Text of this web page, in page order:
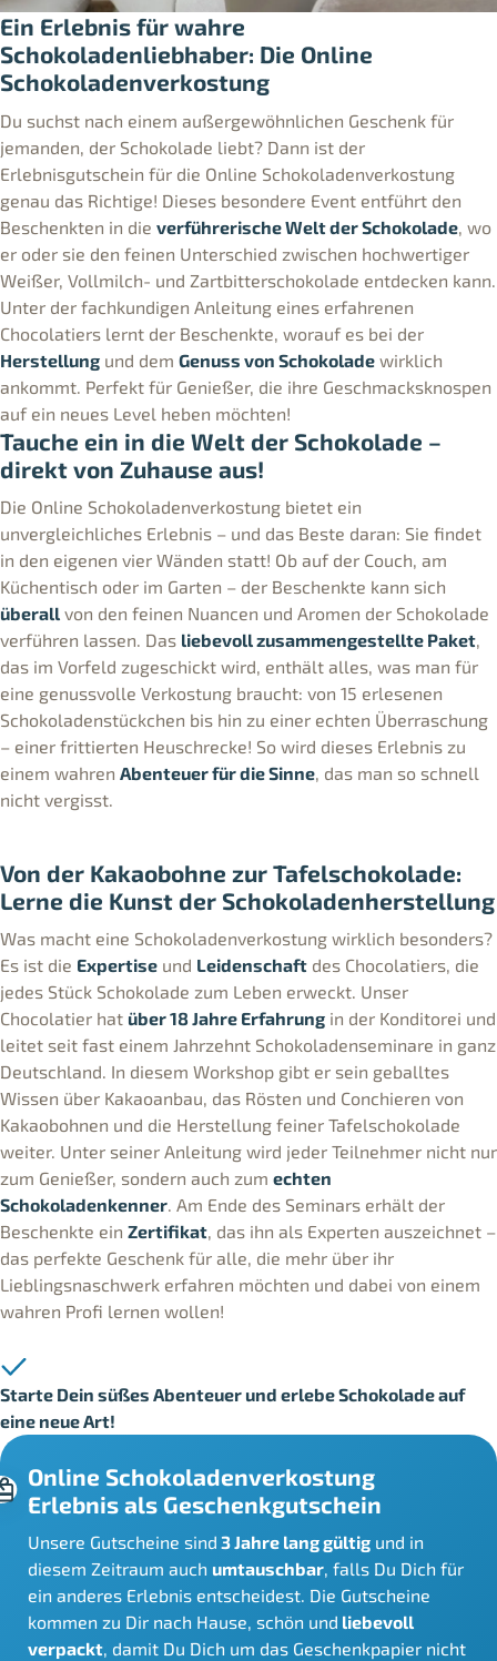
Ein Erlebnis für wahre
Schokoladenliebhaber: Die Online
Schokoladenverkostung
Du suchst nach einem außergewöhnlichen Geschenk für
jemanden, der Schokolade liebt? Dann ist der
Erlebnisgutschein für die Online Schokoladenverkostung
genau das Richtige! Dieses besondere Event entführt den
Beschenkten in die verführerische Welt der Schokolade , wo
er oder sie den feinen Unterschied zwischen hochwertiger
Weißer, Vollmilch- und Zartbitterschokolade entdecken kann.
Unter der fachkundigen Anleitung eines erfahrenen
Chocolatiers lernt der Beschenkte, worauf es bei der
Herstellung und dem Genuss von Schokolade wirklich
ankommt. Perfekt für Genießer, die ihre Geschmacksknospen
auf ein neues Level heben möchten!
Tauche ein in die Welt der Schokolade –
direkt von Zuhause aus!
Die Online Schokoladenverkostung bietet ein
unvergleichliches Erlebnis – und das Beste daran: Sie findet
in den eigenen vier Wänden statt! Ob auf der Couch, am
Küchentisch oder im Garten – der Beschenkte kann sich
überall von den feinen Nuancen und Aromen der Schokolade
verführen lassen. Das liebevoll zusammengestellte Paket,
das im Vorfeld zugeschickt wird, enthält alles, was man für
eine genussvolle Verkostung braucht: von 15 erlesenen
Schokoladenstückchen bis hin zu einer echten Überraschung
– einer frittierten Heuschrecke! So wird dieses Erlebnis zu
einem wahren Abenteuer für die Sinne, das man so schnell
nicht vergisst.
Von der Kakaobohne zur Tafelschokolade:
Lerne die Kunst der Schokoladenherstellung
Was macht eine Schokoladenverkostung wirklich besonders?
Es ist die Expertise und Leidenschaft des Chocolatiers, die
jedes Stück Schokolade zum Leben erweckt. Unser
Chocolatier hat über 18 Jahre Erfahrung in der Konditorei und
leitet seit fast einem Jahrzehnt Schokoladenseminare in ganz
Deutschland. In diesem Workshop gibt er sein geballtes
Wissen über Kakaoanbau, das Rösten und Conchieren von
Kakaobohnen und die Herstellung feiner Tafelschokolade
weiter. Unter seiner Anleitung wird jeder Teilnehmer nicht nur
zum Genießer, sondern auch zum echten
Schokoladenkenner. Am Ende des Seminars erhält der
Beschenkte ein Zertifikat, das ihn als Experten auszeichnet –
das perfekte Geschenk für alle, die mehr über ihr
Lieblingsnaschwerk erfahren möchten und dabei von einem
wahren Profi lernen wollen!
Starte Dein süßes Abenteuer und erlebe Schokolade auf
eine neue Art!
Online Schokoladenverkostung
Erlebnis als Geschenkgutschein
Unsere Gutscheine sind 3 Jahre lang gültig und in
diesem Zeitraum auch umtauschbar, falls Du Dich für
ein anderes Erlebnis entscheidest. Die Gutscheine
kommen zu Dir nach Hause, schön und liebevoll
verpackt, damit Du Dich um das Geschenkpapier nicht